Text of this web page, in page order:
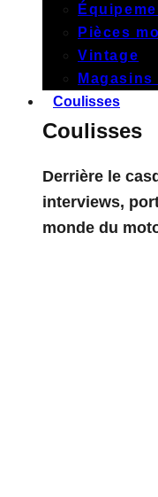
Pièces
Vintage
Coulisses
Coulisses
Derrière le
interviews,
monde du